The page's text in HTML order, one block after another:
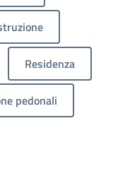
Residenza
pedonali